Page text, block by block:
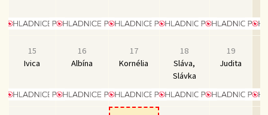
15
Ivica
16
Albína
17
Kornélia
18
Sláva,
Slávka
19
Judita